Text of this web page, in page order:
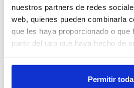
nuestros partners de redes
web, quienes pueden combinarla
que les haya proporcionado o que
partir del uso que haya hecho de
Permitir
NIRE KONTUA
ERREGISTRATU
BEZEROENTZAKO ARRETA